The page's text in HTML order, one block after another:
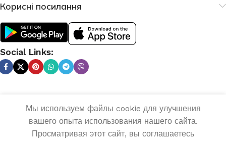
Корисні посилання
Social Links:
Мы используем файлы cookie для улучшения
вашего опыта использования нашего сайта.
Просматривая этот сайт, вы соглашаетесь
інвертор Sirius
MMA-300К
2 275,0₴
КУПИТИ
побажань
Порівняння
0
Кошик